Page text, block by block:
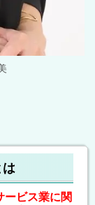
は
ービス業に関